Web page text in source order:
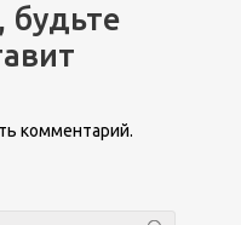
будьте
комментарий.